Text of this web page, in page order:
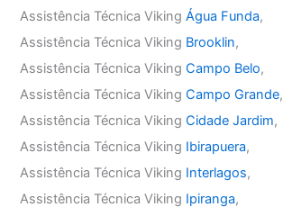
Assistência Técnica VikingÁgua Funda,
Assistência Técnica Viking Brooklin,
Assistência Técnica VikingCampo Belo,
Assistência Técnica VikingCampo Grande,
Assistência Técnica VikingCidade Jardim,
Assistência Técnica Viking Ibirapuera,
Assistência Técnica Viking Interlagos,
Assistência Técnica Viking Ipiranga,